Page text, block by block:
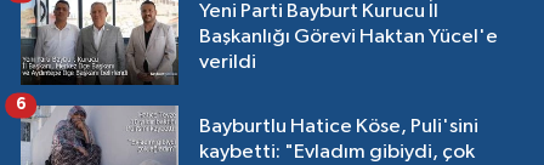
Yeni Parti Bayburt Kurucu İl
Başkanlığı Görevi Haktan Yücel'e
verildi
Bayburtlu Hatice Köse, Puli'sini
kaybetti: "Evladım gibiydi, çok
6